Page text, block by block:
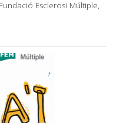
Esclerosi Múltiple,